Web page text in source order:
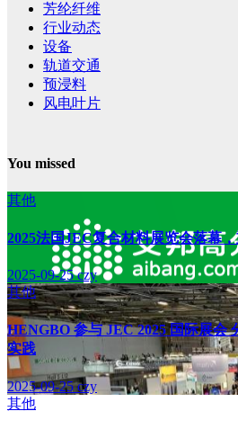
芳纶纤维
行业动态
设备
轨道交通
预浸料
风电叶片
You missed
其他
2025法国JEC复合材料展览会落幕
2025-09-25czy
其他
HENGBO 参与 JEC 2025 国际展会
实践
2025-09-25czy
其他